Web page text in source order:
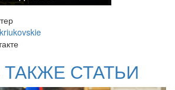
СТАТЬИ